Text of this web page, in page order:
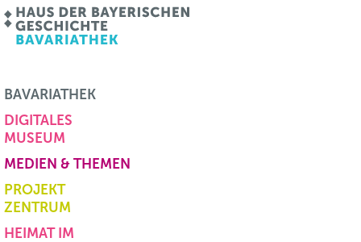
BAVARIATHEK
DIGITALES
MUSEUM
MEDIEN & THEMEN
PROJEKT
ZENTRUM
HEIMAT IM